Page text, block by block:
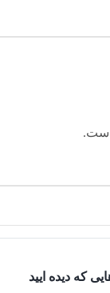
که دیده ایید